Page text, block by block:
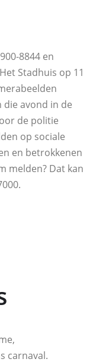
en
Stadhuis op 11
avond in de
de politie
op sociale
en betrokkenen
melden? Dat kan
carnaval.